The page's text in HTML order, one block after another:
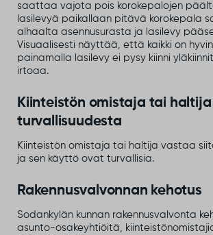
saattaa vajota pois korokepalojen
lasilevyä paikallaan pitävä korokepala
alhaalta asennusurasta ja lasilevy
Visuaalisesti näyttää, että kaikki on
painamalla lasilevy ei pysy kiinni
irtoaa.
Kiinteistön omistaja tai
turvallisuudesta
Kiinteistön omistaja tai haltija vastaa
ja sen käyttö ovat turvallisia.
Rakennusvalvonnan kehotus
Sodankylän kunnan rakennusvalvonta
asunto-osakeyhtiöitä,